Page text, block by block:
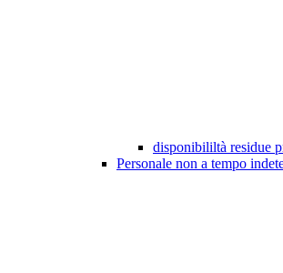
disponibililtà residue
Personale non a tempo